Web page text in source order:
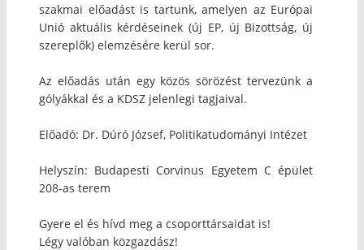
szakmai előadást is tartunk, amelyen az Európai
Unió aktuális kérdéseinek (új EP, új Bizottság, új
szereplők) elemzésére kerül sor.
Az előadás után egy közös sörözést tervezünk a
gólyákkal és a KDSZ jelenlegi tagjaival.
Előadó: Dr. Dúró József, Politikatudományi Intézet
Helyszín: Budapesti Corvinus Egyetem C épület
208-as terem
Gyere el és hívd meg a csoporttársaidat is!
Légy valóban közgazdász!